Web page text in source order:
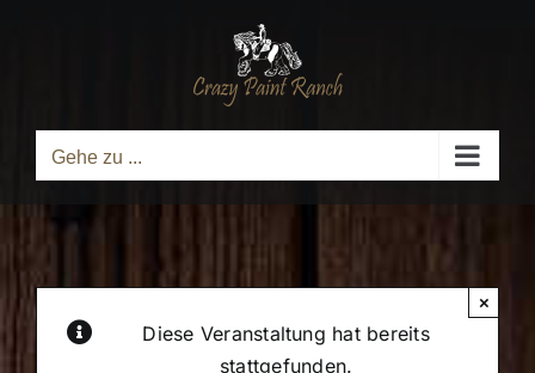
Gehe zu ...
Diese Veranstaltung hat bereits
stattgefunden.
×